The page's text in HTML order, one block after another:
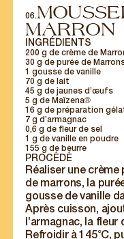
06.
MARRON
INGRÉDIENTS
200 g de crème de
30 g de purée de
1 gousse de vanille
70 g de lait
45 g de jaunes d’œufs
5 g de Maïzena®
16 g de préparation
7 g d’armagnac
0,6 g de fleur de sel
1 g de vanille en poudre
155 g de beurre
PROCÉDÉ
Réaliser une
de marrons, la
gousse de vanille
Après cuisson,
l’armagnac, la
Refroidir à 145°C,
Nos offres,
gourmandes